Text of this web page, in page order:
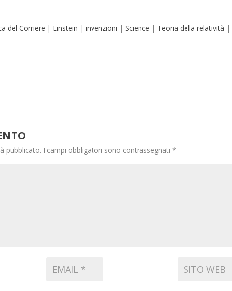
del Corriere | Einstein |invenzioni |Science | Teoria della relatività |
pubblicato. I campi obbligatori sono contrassegnati *